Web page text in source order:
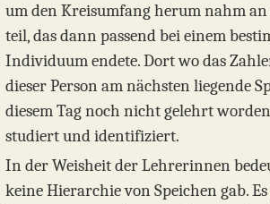
um den Kreisumfang herum nahm
teil, das dann passend bei einem
Individuum endete. Dort wo das
dieser Person am nächsten liegende
diesem Tag noch nicht gelehrt
studiert und identifiziert.
In der Weisheit der Lehrerinnen
keine Hierarchie von Speichen gab.